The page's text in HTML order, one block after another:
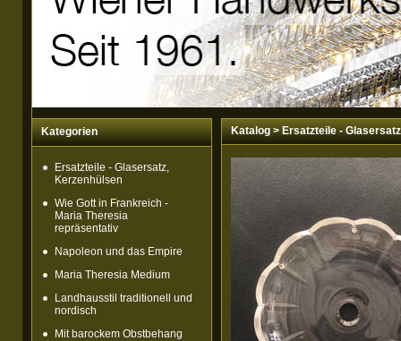
Kategorien
Ersatzteile - Glasersatz,
Kerzenhülsen
Wie Gott in Frankreich -
Maria Theresia
repräsentativ
Napoleon und das Empire
Maria Theresia Medium
Landhausstil traditionell und
nordisch
Mit barockem Obstbehang
Katalog>Ersatzteile -